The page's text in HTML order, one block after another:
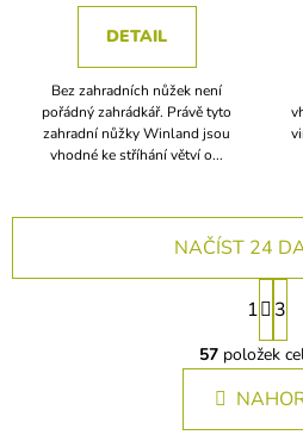
DETAIL
Bez zahradních nůžek není
pořádný zahrádkář. Právě tyto
zahradní nůžky Winland jsou
vhodné ke stříhání větví o...
v
l
á
d
NAČÍST 24
S
t
r
á
n
k
1 3
57položek